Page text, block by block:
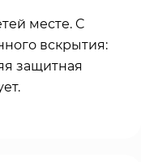
месте. C
вскрытия:
защитная